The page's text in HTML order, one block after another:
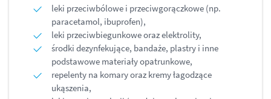
leki przeciwbólowe i przeciwgorączkowe (np.
paracetamol, ibuprofen),
leki przeciwbiegunkowe oraz elektrolity,
środki dezynfekujące, bandaże, plastry i inne
podstawowe materiały opatrunkowe,
repelenty na komary oraz kremy łagodzące
ukąszenia,